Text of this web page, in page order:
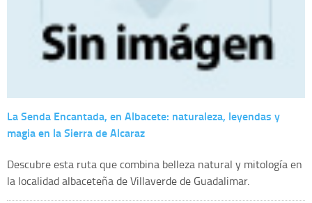
La Senda Encantada, en Albacete: naturaleza, leyendas y
magia en la Sierra de Alcaraz
Descubre esta ruta que combina belleza natural y mitología en
la localidad albaceteña de Villaverde de Guadalimar.